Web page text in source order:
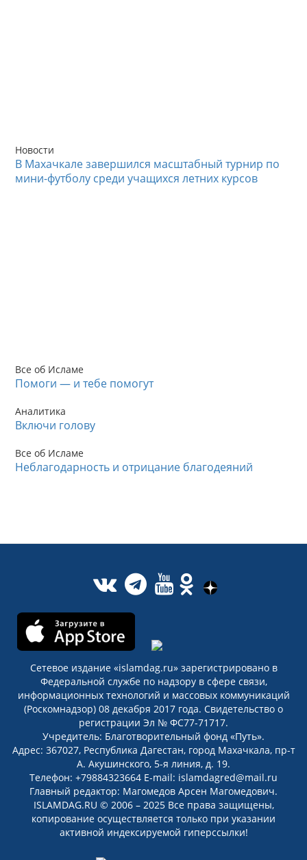
Новости
В Махачкале завершился масштабный турнир по
мини-футболу среди учащихся летних курсов
Все об Исламе
Помоги — и тебе помогут
Аналитика
Включи голову
Все об Исламе
Неблагодарность и отрицание благодеяний
Сетевое издание «islamdag.ru» зарегистрировано в
Федеральной службе по надзору в сфере связи,
информационных технологий и массовых коммуникаций
(Роскомнадзор) 08 декабря 2017 года. Свидетельство о
регистрации Эл № ФС77-71717.
Учредитель: Благотворительный фонд «Путь».
Адрес: 367027, Республика Дагестан, город Махачкала, пр-т
А. Акушинского, 5-я линия, д. 19.
Телефон: +79884323664 E-mail: islamdagred@mail.ru
Главный редактор: Магомедов Арсен Магомедович.
ISLAMDAG.RU © 2006 – 2025 Все права защищены,
копирование осуществляется только при указании
активной индексируемой гиперссылки!